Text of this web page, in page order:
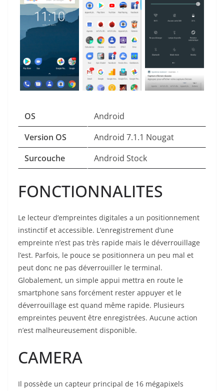
OS
Android
Version OS
Android 7.1.1 Nougat
Surcouche
Android Stock
FONCTIONNALITES
Le lecteur d’empreintes digitales a un positionnement
instinctif et accessible. L’enregistrement d’une
empreinte n’est pas très rapide mais le déverrouillage
l’est. Parfois, le pouce se positionnera un peu mal et
peut donc ne pas déverrouiller le terminal.
Globalement, un simple appui mettra en route le
smartphone sans forcément rester appuyer et le
déverrouillage est quand même rapide. Plusieurs
empreintes peuvent être enregistrées. Aucune action
n’est malheureusement disponible.
CAMERA
Il possède un capteur principal de 16 mégapixels